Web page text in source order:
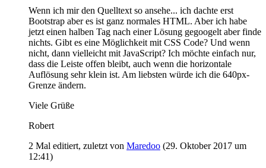
Wenn ich mir den Quelltext so ansehe... ich dachte erst
Bootstrap aber es ist ganz normales HTML. Aber ich habe
jetzt einen halben Tag nach einer Lösung gegoogelt aber finde
nichts. Gibt es eine Möglichkeit mit CSS Code? Und wenn
nicht, dann vielleicht mit JavaScript? Ich möchte einfach nur,
dass die Leiste offen bleibt, auch wenn die horizontale
Auflösung sehr klein ist. Am liebsten würde ich die 640px-
Grenze ändern.
Viele Grüße
Robert
2 Mal editiert, zuletzt von Maredoo (29. Oktober 2017 um
12:41)